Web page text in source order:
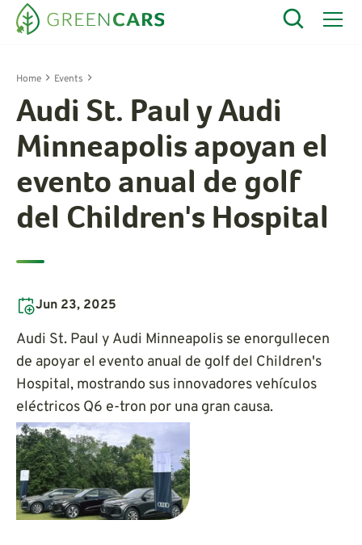
Home Events
Audi St. Paul y Audi
Minneapolis apoyan el
evento anual de golf
del Children's Hospital
Jun 23, 2025
Audi St. Paul y Audi Minneapolis se enorgullecen
de apoyar el evento anual de golf del Children's
Hospital, mostrando sus innovadores vehículos
eléctricos Q6 e-tron por una gran causa.